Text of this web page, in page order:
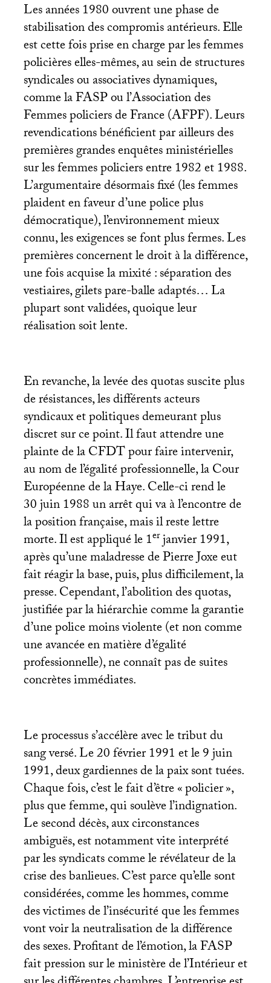
Les années 1980 ouvrent une phase de
stabilisation des compromis antérieurs. Elle
est cette fois prise en charge par les femmes
policières elles-mêmes, au sein de structures
syndicales ou associatives dynamiques,
comme laFASPou l’Association des
Femmes policiers de France (AFPF). Leurs
revendications bénéficient par ailleurs des
premières grandes enquêtes ministérielles
sur les femmes policiers entre 1982 et 1988.
L’argumentaire désormais fixé (les femmes
plaident en faveur d’une police plus
démocratique), l’environnement mieux
connu, les exigences se font plus fermes. Les
premières concernent le droit à la différence,
une fois acquise la mixité : séparation des
vestiaires, gilets pare-balle adaptés… La
plupart sont validées, quoique leur
réalisation soit lente.
En revanche, la levée des quotas suscite plus
de résistances, les différents acteurs
syndicaux et politiques demeurant plus
discret sur ce point. Il faut attendre une
plainte de laCFDTpour faire intervenir,
au nom de l’égalité professionnelle, la Cour
Européenne de la Haye. Celle-ci rend le
30 juin 1988 un arrêt qui va à l’encontre de
la position française, mais il reste lettre
morte. Il est appliqué le 1erjanvier 1991,
après qu’une maladresse de Pierre Joxe eut
fait réagir la base, puis, plus difficilement, la
presse. Cependant, l’abolition des quotas,
justifiée par la hiérarchie comme la garantie
d’une police moins violente (et non comme
une avancée en matière d’égalité
professionnelle), ne connaît pas de suites
concrètes immédiates.
Le processus s’accélère avec le tribut du
sang versé. Le 20 février 1991 et le 9 juin
1991, deux gardiennes de la paix sont tuées.
Chaque fois, c’est le fait d’être «policier»,
plus que femme, qui soulève l’indignation.
Le second décès, aux circonstances
ambiguës, est notamment vite interprété
par les syndicats comme le révélateur de la
crise des banlieues. C’est parce qu’elle sont
considérées, comme les hommes, comme
des victimes de l’insécurité que les femmes
vont voir la neutralisation de la différence
des sexes. Profitant de l’émotion, laFASP
fait pression sur le ministère de l’Intérieur et